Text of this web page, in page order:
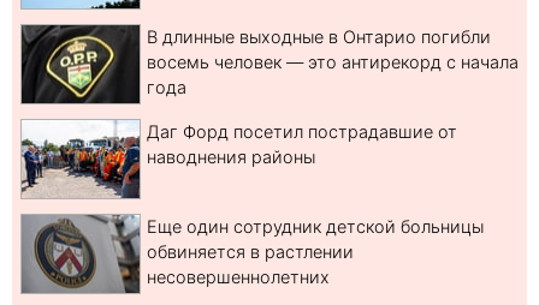
В длинные выходные в Онтарио погибли
восемь человек — это антирекорд с начала
года
Даг Форд посетил пострадавшие от
наводнения районы
Еще один сотрудник детской больницы
обвиняется в растлении
несовершеннолетних